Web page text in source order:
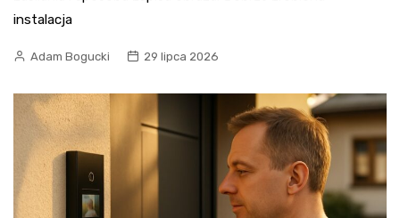
instalacja
Adam Bogucki 29 lipca 2026